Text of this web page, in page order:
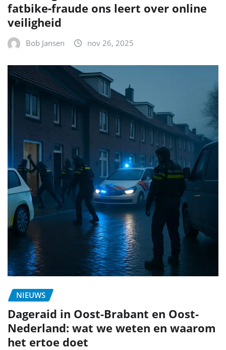
fatbike‑fraude ons leert over online
veiligheid
Bob Jansen nov 26, 2025
NIEUWS
Dageraid in Oost-Brabant en Oost-
Nederland: wat we weten en waarom
het ertoe doet